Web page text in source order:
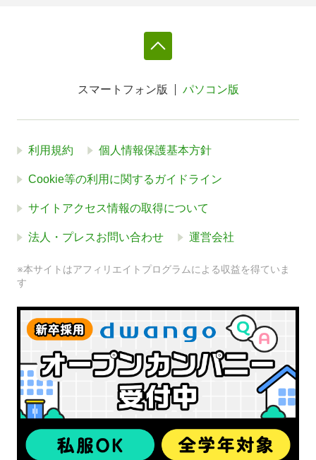
スマートフォン版 パソコン版
利用規約 個人情報保護基本方針
Cookie等の利用に関するガイドライン
サイトアクセス情報の取得について
法人・プレスお問い合わせ 運営会社
※本サイトはアフィリエイトプログラムによる収益を得ていま
す